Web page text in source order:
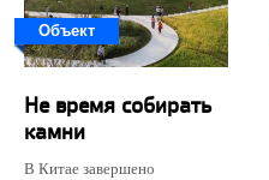
Объект
Не время собирать
камни
В Китае завершено